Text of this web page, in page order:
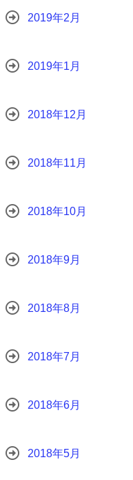
2019年2月
2019年1月
2018年12月
2018年11月
2018年10月
2018年9月
2018年8月
2018年7月
2018年6月
2018年5月